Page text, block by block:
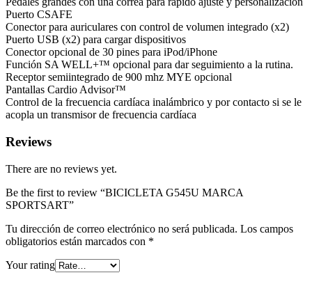
Puerto CSAFE
Conector para auriculares con control de volumen integrado (x2)
Puerto USB (x2) para cargar dispositivos
Conector opcional de 30 pines para iPod/iPhone
Función SA WELL+™ opcional para dar seguimiento a la rutina.
Receptor semiintegrado de 900 mhz MYE opcional
Pantallas Cardio Advisor™
Control de la frecuencia cardíaca inalámbrico y por contacto si se le
acopla un transmisor de frecuencia cardíaca
Reviews
There are no reviews yet.
Be the first to review “BICICLETA G545U MARCA
SPORTSART”
Tu dirección de correo electrónico no será publicada. Los campos
obligatorios están marcados con *
Your rating